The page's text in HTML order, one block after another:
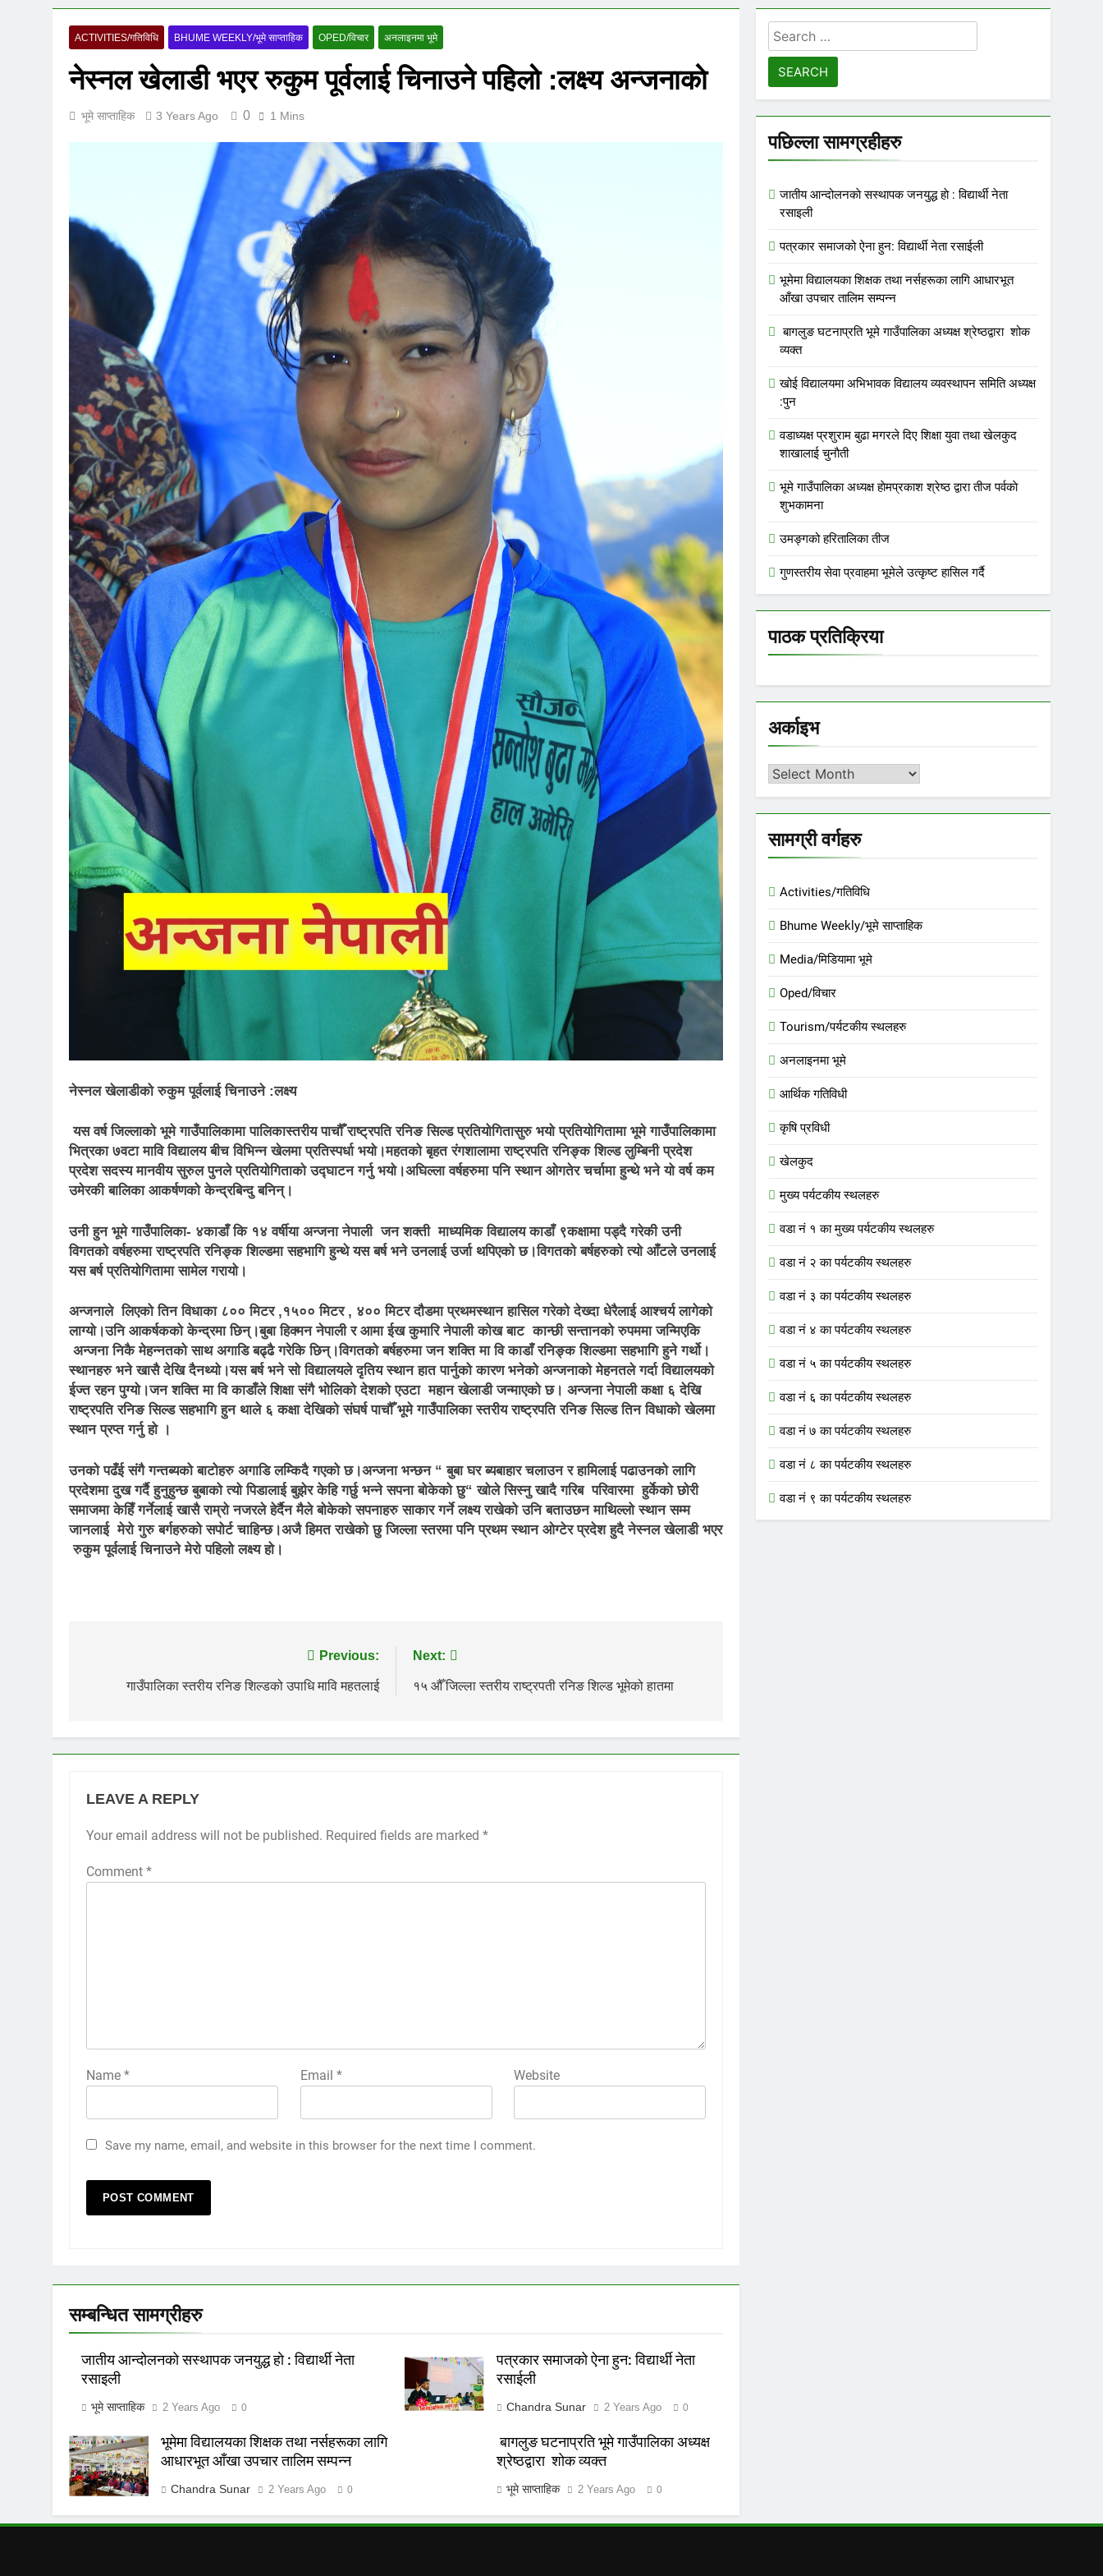
ACTIVITIES/गतिविधि BHUME WEEKLY/भूमे साप्ताहिक OPED/विचार अनलाइनमा भूमे
नेस्नल खेलाडी भएर रुकुम पूर्वलाई चिनाउने पहिलो :लक्ष्य अन्जनाकाे
भूमे साप्ताहिक 3 Years Ago 0 1 Mins
नेस्नल खेलाडीको रुकुम पूर्वलाई चिनाउने :लक्ष्य
यस वर्षजिल्लाको भूमे गाउँपालिकामा पालिकास्तरीय पाचौँ राष्ट्रपति रनिङ सिल्ड प्रतियोगितासुरु भयो प्रतियोगितामा भूमेगाउँपालिकामा
भित्रका ७वटा माविविद्यालय बीच विभिन्न खेलमा प्रतिस्पर्धा भयो।महतको बृहतरंगशालामा राष्ट्रपति रनिङ्क शिल्ड लुम्बिनी प्रदेश
प्रदेश सदस्य मानवीय सुरुल पुनलेप्रतियोगिताको उद्घाटन गर्नु भयो।अघिल्ला वर्षहरुमा पनि स्थान ओगतेर चर्चामा हुन्थे भने यो वर्ष कम
उमेरकी बालिका आकर्षणको केन्द्रबिन्दु बनिन्।
उनी हुन भूमे गाउँपालिका- ४काडाँ कि १४ वर्षीया अन्जना नेपाली जन शक्ती माध्यमिक विद्यालय काडाँ ९कक्षामा पड्दै गरेकी उनी
विगतको वर्षहरुमाराष्ट्रपति रनिङ्क शिल्डमा सहभागि हुन्थेयस बर्ष भने उनलाई उर्जा थपिएको छ।विगतको बर्षहरुको त्यो आँटले उनलाई
यस बर्षप्रतियोगितामा सामेलगरायो।
अन्जनाले लिएको तिन विधाका ८०० मिटर ,१५०० मिटर , ४०० मिटर दाैडमा प्रथमस्थान हासिल गरेको देख्दा धेरैलाई आश्चर्य लागेको
लाग्यो।उनि आकर्षकको केन्द्रमा छिन्।बुबा हिक्मन नेपाली र आमा ईख कुमारि नेपाली कोख बाट कान्छी सन्तानको रुपममा जन्मिएकि
अन्जना निकै मेहन्नतको साथ अगाडि बढ्ढै गरेकि छिन्।विगतको बर्षहरुमा जन शक्ति मा वि काडाँ रनिङ्क शिल्डमा सहभागि हुने गर्थो।
स्थानहरु भने खासै देखि दैनथ्यो।यस बर्ष भने सो विद्यालयले दृतिय स्थान हात पार्नुको कारण भनेको अन्जनाको मेहनतले गर्दा विद्यालयको
ईज्त रहन पुग्यो।जन शक्ति मा वि काडाँले शिक्षा संगै भोलिको देशको एउटा महान खेलाडी जन्माएको छ। अन्जना नेपाली कक्षा ६ देखि
राष्ट्रपति रनिङ सिल्ड सहभागि हुन थाले ६ कक्षा देखिको संघर्ष पाचौँ भूमे गाउँपालिका स्तरीय राष्ट्रपति रनिङ सिल्ड तिन विधाको खेलमा
स्थान प्रप्त गर्नु हो ।
उनको पढँई संगै गन्तब्यको बाटोहरु अगाडि लम्किदै गएको छ।अन्जना भन्छन “ बुबा घर ब्यबाहार चलाउन र हामिलाई पढाउनको लागि
प्रदेशमा दुख गर्दै हुनुहुन्छ बुबाको त्यो पिडालाई बुझेर केहि गर्छु भन्ने सपना बोकेको छु“ खोले सिस्नु खादै गरिब परिवारमा हुर्केको छोरी
समाजमा केहिँ गर्नेलाई खासै राम्रो नजरले हेर्दैन मैले बोकेको सपनाहरु साकार गर्ने लक्ष्य राखेको उनि बताउछन माथिल्लो स्थान सम्म
जानलाई मेरो गुरु बर्गहरुको सपोर्ट चाहिन्छ।अजै हिमत राखेको छु जिल्ला स्तरमा पनि प्रथम स्थान ओग्टेर प्रदेश हुदै नेस्नल खेलाडी भएर
रुकुम पूर्वलाई चिनाउने मेरो पहिलो लक्ष्य हो।
navigation
Previous:
गाउँपालिका स्तरीय रनिङ शिल्डको उपाधि मावि महतलाई
Next:
१५ औँ जिल्ला स्तरीय राष्ट्रपती रनिङ शिल्ड भूमेको हातमा
LEAVE A REPLY
Your email address will not be published. Required fields are marked *
Comment *
Name * Email * Website
Save my name, email, and website in this browser for the next time I comment.
सम्बन्धित सामग्रीहरु
जातीय आन्दोलनकाे सस्थापक जनयुद्ध हाे : विद्यार्थी नेता
रसाइली
भूमे साप्ताहिक 2 Years Ago 0
पत्रकार समाजको ऐना हुन: विद्यार्थी नेता
रसाईली
Chandra Sunar 2 Years Ago 0
भूमेमा विद्यालयका शिक्षक तथा नर्सहरूका लागि
आधारभूत आँखा उपचार तालिम सम्पन्न
Chandra Sunar 2 Years Ago 0
बागलुङ घटनाप्रति भूमे गाउँपालिका अध्यक्ष
श्रेष्ठद्वारा शोक व्यक्त
भूमे साप्ताहिक 2 Years Ago 0
Search
for:
पछिल्ला सामग्रहीहरु
जातीय आन्दोलनकाे सस्थापक जनयुद्ध हाे : विद्यार्थी नेता
रसाइली
पत्रकार समाजको ऐना हुन: विद्यार्थी नेता रसाईली
भूमेमा विद्यालयका शिक्षक तथा नर्सहरूका लागि आधारभूत
आँखा उपचार तालिम सम्पन्न
बागलुङ घटनाप्रति भूमे गाउँपालिका अध्यक्ष श्रेष्ठद्वारा शोक
व्यक्त
खोई विद्यालयमा अभिभावक विद्यालय व्यवस्थापन समिति अध्यक्ष
:पुन
वडाध्यक्ष प्रशुराम बुढा मगरले दिए शिक्षा युवा तथा खेलकुद
शाखालाई चुनाैती
भूमे गाउँपालिका अध्यक्ष हाेमप्रकाश श्रेष्ठ द्वारा तीज पर्वकाे
शुभकामना
उमङ्गको हरितालिका तीज
गुणस्तरीय सेवा प्रवाहमा भूमेले उत्कृष्ट हासिल गर्दै
पाठक प्रतिक्रिया
अर्काइभ
अर्काइभ
सामग्री वर्गहरु
Activities/गतिविधि
Bhume Weekly/भूमे साप्ताहिक
Media/मिडियामा भूमे
Oped/विचार
Tourism/पर्यटकीय स्थलहरु
अनलाइनमा भूमे
आर्थिक गतिविधी
कृषि प्रविधी
खेलकुद
मुख्य पर्यटकीय स्थलहरु
वडा नं १ का मुख्य पर्यटकीय स्थलहरु
वडा नं २ का पर्यटकीय स्थलहरु
वडा नं ३ का पर्यटकीय स्थलहरु
वडा नं ४ का पर्यटकीय स्थलहरु
वडा नं ५ का पर्यटकीय स्थलहरु
वडा नं ६ का पर्यटकीय स्थलहरु
वडा नं ७ का पर्यटकीय स्थलहरु
वडा नं ८ का पर्यटकीय स्थलहरु
वडा नं ९ का पर्यटकीय स्थलहरु